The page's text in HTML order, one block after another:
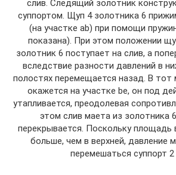
слив. Следящий золотник
суппортом. Щуп 4 золотника 6
(на участке ab) при помощи
показана). При этом положении
золотник 6 поступает на слив, а
вследствие разности давлений в
полостях перемещается назад. В
окажется на участке be, он под
утапливается, преодолевая
этом слив маета из золотника
перекрывается. Поскольку площадь
больше, чем в верхней, давление
перемешаться суппорт 2